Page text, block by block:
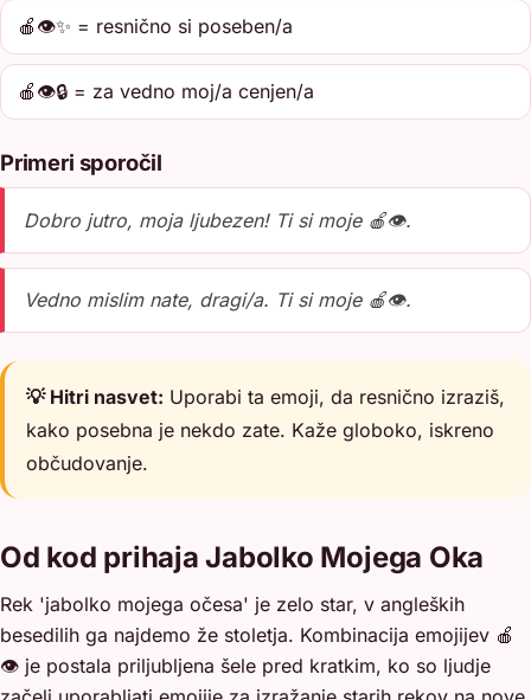
🍎👁️✨ = resnično si poseben/a
🍎👁️🔒 = za vedno moj/a cenjen/a
Primeri sporočil
Dobro jutro, moja ljubezen! Ti si moje 🍎👁️.
Vedno mislim nate, dragi/a. Ti si moje 🍎👁️.
💡 Hitri nasvet: Uporabi ta emoji, da resnično izraziš,
kako posebna je nekdo zate. Kaže globoko, iskreno
občudovanje.
Od kod prihaja Jabolko Mojega Oka
Rek 'jabolko mojega očesa' je zelo star, v angleških
besedilih ga najdemo že stoletja. Kombinacija emojijev 🍎
👁️ je postala priljubljena šele pred kratkim, ko so ljudje